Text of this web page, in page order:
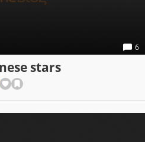
6
stars